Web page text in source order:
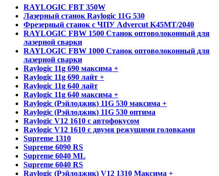
RAYLOGIC FBT 350W
Лазерный станок Raylogic 11G 530
Фрезерный станок с ЧПУ Advercut K45MT/2040
RAYLOGIC FBW 1500 Станок оптоволоконный для
лазерной сварки
RAYLOGIC FBW 1000 Станок оптоволоконный для
лазерной сварки
Raylogic 11g 690 максима +
Raylogic 11g 690 лайт +
Raylogic 11g 640 лайт
Raylogic 11g 640 максима +
Raylogic (Рэйлоджик) 11G 530 максима +
Raylogic (Рэйлоджик) 11G 530 оптима
Raylogic V12 1610 с автофокусом
Raylogic V12 1610 с двумя режущими головками
Supreme 1310
Supreme 6090 RS
Supreme 6040 ML
Supreme 6040 RS
Raylogic (Рэйлоджик) V12 1310 Максима +